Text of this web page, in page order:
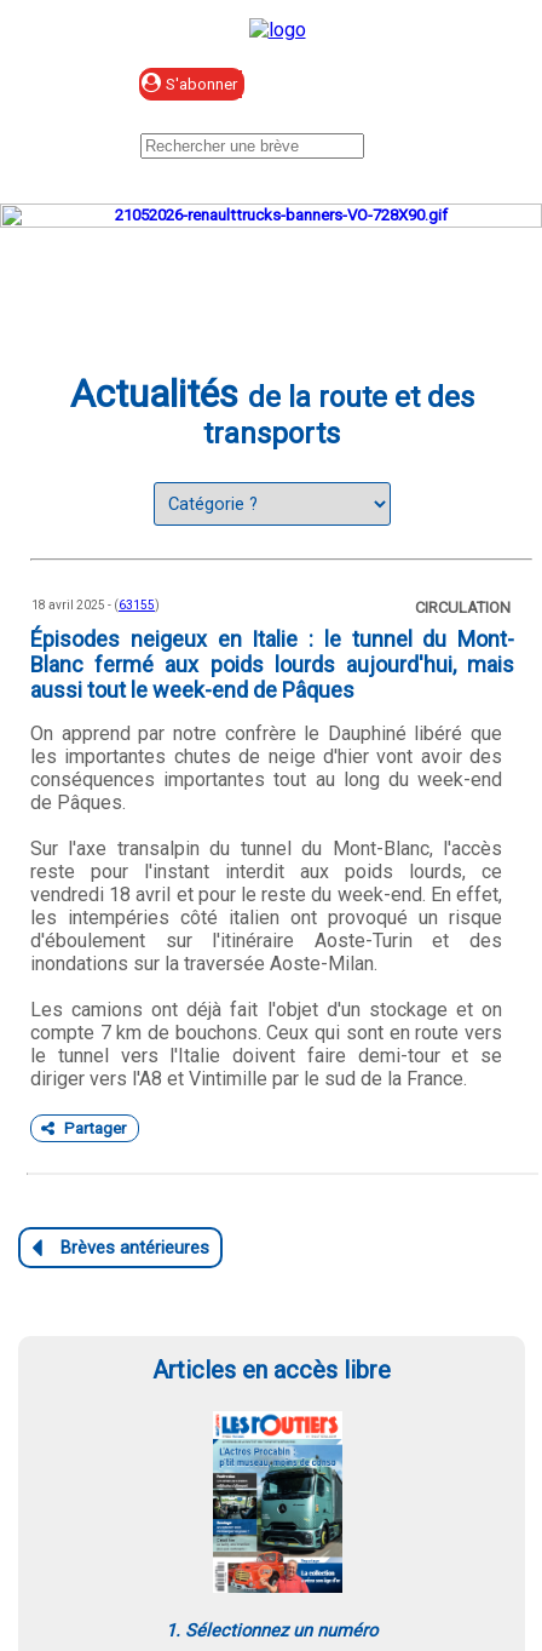
Actualités de la route et des
transports
18 avril 2025 - (63155) CIRCULATION
Épisodes neigeux en Italie : le tunnel du Mont-
Blanc fermé aux poids lourds aujourd'hui, mais
aussi tout le week-end de Pâques
On apprend par notre confrère le Dauphiné libéré que
les importantes chutes de neige d'hier vont avoir des
conséquences importantes tout au long du week-end
de Pâques.
Sur l'axe transalpin du tunnel du Mont-Blanc, l'accès
reste pour l'instant interdit aux poids lourds, ce
vendredi 18 avril et pour le reste du week-end. En effet,
les intempéries côté italien ont provoqué un risque
d'éboulement sur l'itinéraire Aoste-Turin et des
inondations sur la traversée Aoste-Milan.
Les camions ont déjà fait l'objet d'un stockage et on
compte 7 km de bouchons. Ceux qui sont en route vers
le tunnel vers l'Italie doivent faire demi-tour et se
diriger vers l'A8 et Vintimille par le sud de la France.
Partager
Articles en accès libre
1. Sélectionnez un numéro